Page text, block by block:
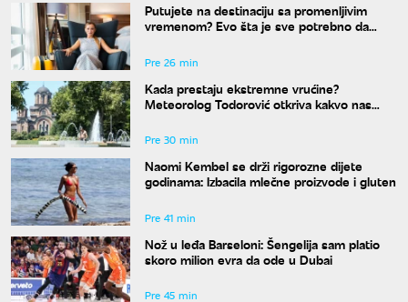
Putujete na destinaciju sa promenljivim
vremenom? Evo šta je sve potrebno da
Pre 26 min
Kada prestaju ekstremne vrućine?
Meteorolog Todorović otkriva kakvo nas
Pre 30 min
Naomi Kembel se drži rigorozne dijete
godinama: Izbacila mlečne proizvode i gluten
Pre 41 min
Nož u leđa Barseloni: Šengelija sam platio
skoro milion evra da ode u Dubai
Pre 45 min